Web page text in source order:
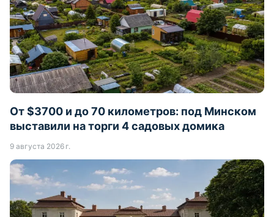
От $3700 и до 70 километров: под Минском
выставили на торги 4 садовых домика
9 августа 2026 г.